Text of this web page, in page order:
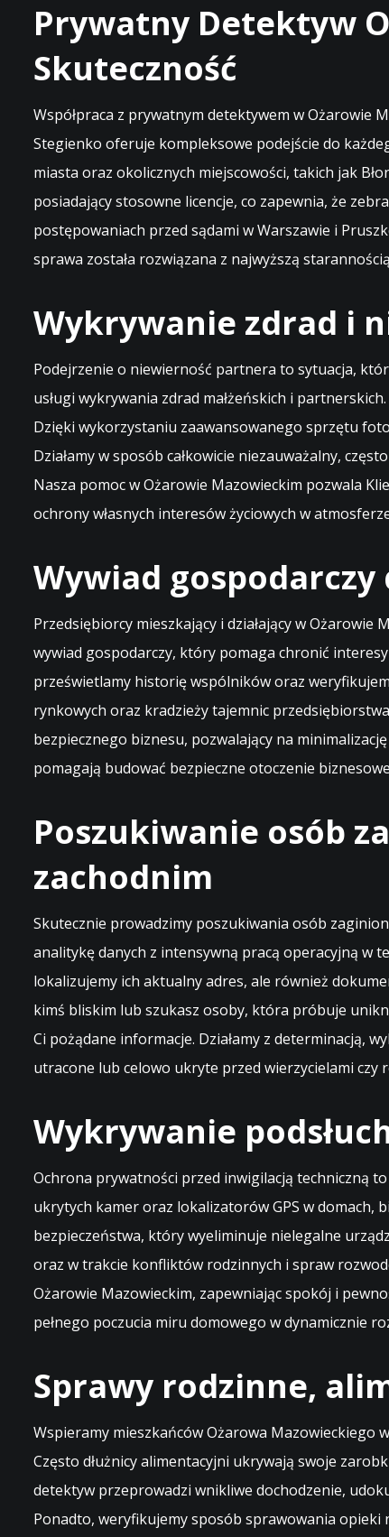
Prywatny Detektyw
Skuteczność
Współpraca z prywatnym detektywem w Ożarowie
Stegienko oferuje kompleksowe podejście do
miasta oraz okolicznych miejscowości, takich jak
posiadający stosowne licencje, co zapewnia, że
postępowaniach przed sądami w Warszawie i
sprawa została rozwiązana z najwyższą
Wykrywanie zdrad i
Podejrzenie o niewierność partnera to sytuacja,
usługi wykrywania zdrad małżeńskich i
Dzięki wykorzystaniu zaawansowanego sprzętu
Działamy w sposób całkowicie niezauważalny,
Nasza pomoc w Ożarowie Mazowieckim pozwala
ochrony własnych interesów życiowych w
Wywiad
Przedsiębiorcy mieszkający i działający w
wywiad gospodarczy, który pomaga chronić
prześwietlamy historię wspólników oraz
rynkowych oraz kradzieży tajemnic
bezpiecznego biznesu, pozwalający na
pomagają budować bezpieczne otoczenie
Poszukiwanie osób
zachodnim
Skutecznie prowadzimy poszukiwania osób
analitykę danych z intensywną pracą operacyjną w
lokalizujemy ich aktualny adres, ale również
kimś bliskim lub szukasz osoby, która próbuje
Ci pożądane informacje. Działamy z determinacją,
utracone lub celowo ukryte przed wierzycielami czy
Wykrywanie
Ochrona prywatności przed inwigilacją techniczną
ukrytych kamer oraz lokalizatorów GPS w domach,
bezpieczeństwa, który wyeliminuje nielegalne
oraz w trakcie konfliktów rodzinnych i spraw
Ożarowie Mazowieckim, zapewniając spokój i
pełnego poczucia miru domowego w dynamicznie
Sprawy rodzinne,
Wspieramy mieszkańców Ożarowa Mazowieckiego
Często dłużnicy alimentacyjni ukrywają swoje
detektyw przeprowadzi wnikliwe dochodzenie,
Ponadto, weryfikujemy sposób sprawowania opieki